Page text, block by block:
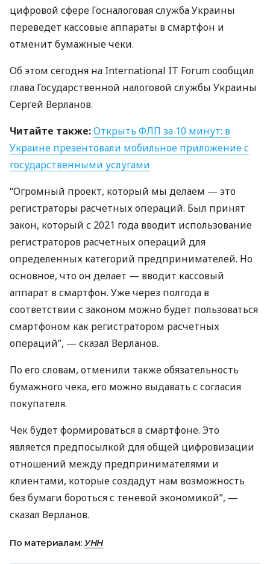
цифровой сфере Госналоговая служба Украины
переведет кассовые аппараты в смартфон и
отменит бумажные чеки.
Об этом сегодня на International IT Forum сообщил
глава Государственной налоговой службы Украины
Сергей Верланов.
Читайте также:Открыть ФЛП за 10 минут: в
Украине презентовали мобильное приложение с
государственными услугами
“Огромный проект, который мы делаем — это
регистраторы расчетных операций. Был принят
закон, который с 2021 года вводит использование
регистраторов расчетных операций для
определенных категорий предпринимателей. Но
основное, что он делает — вводит кассовый
аппарат в смартфон. Уже через полгода в
соответствии с законом можно будет пользоваться
смартфоном как регистратором расчетных
операций”, — сказал Верланов.
По его словам, отменили также обязательность
бумажного чека, его можно выдавать с согласия
покупателя.
Чек будет формироваться в смартфоне. Это
является предпосылкой для общей цифровизации
отношений между предпринимателями и
клиентами, которые создадут нам возможность
без бумаги бороться с теневой экономикой”, —
сказал Верланов.
По материалам: УНН